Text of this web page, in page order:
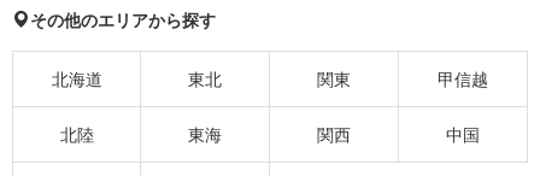
その他のエリアから探す
北海道 東北 関東 甲信越
北陸 東海 関西 中国